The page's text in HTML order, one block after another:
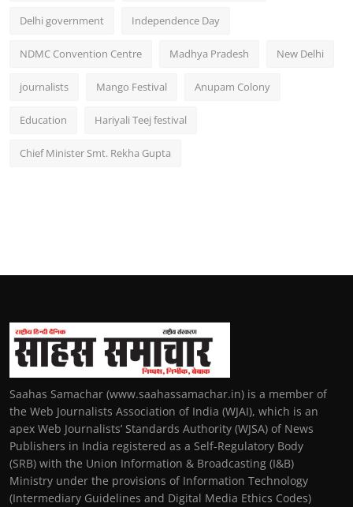
Delhi government Independence Day
NDMC Convention Centre Madhya Pradesh New Delhi
journalists Mango Festival Anupam Colony
Education Hariyali Teej festival
Chief Minister Smt. Rekha Gupta
Saahas Samachar (www.saahassamachar.in) is a member of
the Web Journalists Association of India (WJAI), which is an
apex Web Journalists’ Standards Authority (WJSA) of News
Publishers in India registered as a Self-Regulatory Body
(SRB) with the Union Information & Broadcasting (I&B)
Ministry under the provisions of Information Technology
(Intermediary Guidelines and Digital Media Ethics Codes)